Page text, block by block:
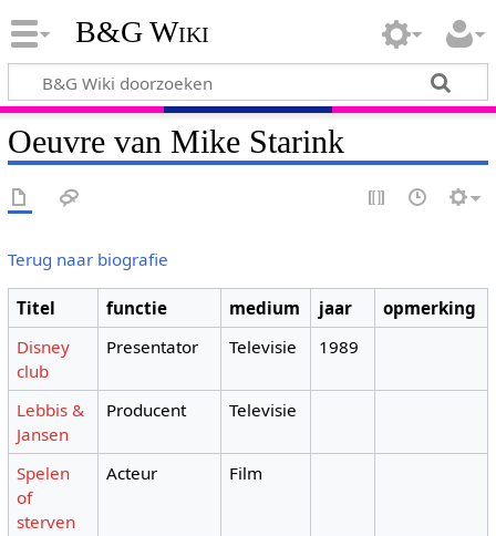
B&G Wiki
Oeuvre van Mike Starink
Terug naar biografie
Titel functie medium jaar
opmerking
Disney
club
Presentator Televisie 1989
Lebbis &
Jansen
Producent Televisie
Spelen
of
sterven
Acteur Film